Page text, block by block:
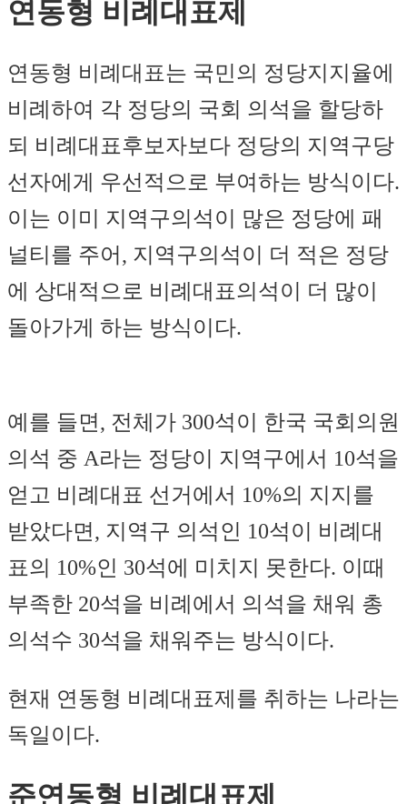
연동형 비례대표제
연동형 비례대표는 국민의 정당지지율에
비례하여 각 정당의 국회 의석을 할당하
되 비례대표후보자보다 정당의 지역구당
선자에게 우선적으로 부여하는 방식이다.
이는 이미 지역구의석이 많은 정당에 패
널티를 주어, 지역구의석이 더 적은 정당
에 상대적으로 비례대표의석이 더 많이
돌아가게 하는 방식이다.
예를 들면, 전체가 300석이 한국 국회의원
의석 중 A라는 정당이 지역구에서 10석을
얻고 비례대표 선거에서 10%의 지지를
받았다면, 지역구 의석인 10석이 비례대
표의 10%인 30석에 미치지 못한다. 이때
부족한 20석을 비례에서 의석을 채워 총
의석수 30석을 채워주는 방식이다.
현재 연동형 비례대표제를 취하는 나라는
독일이다.
준연동형 비례대표제